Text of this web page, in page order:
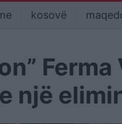
kosovë
një